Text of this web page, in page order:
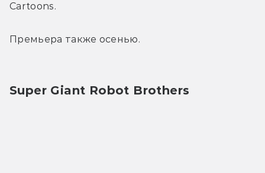
Cartoons.
Премьера также осенью.
Super Giant Robot Brothers